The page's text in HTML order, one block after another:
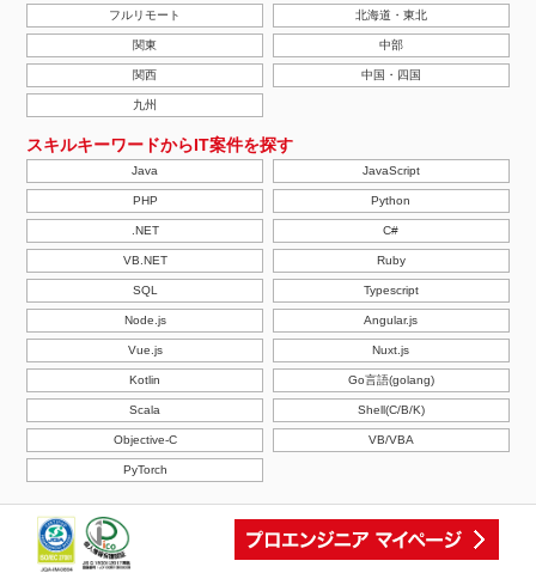
フルリモート 北海道・東北
関東 中部
関西 中国・四国
九州
スキルキーワードからIT案件を探す
Java JavaScript
PHP Python
.NET C#
VB.NET Ruby
SQL Typescript
Node.js Angular.js
Vue.js Nuxt.js
Kotlin Go言語(golang)
Scala Shell(C/B/K)
Objective-C VB/VBA
PyTorch